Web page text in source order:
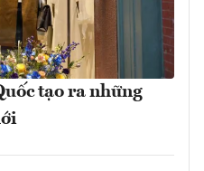
tạo ra những